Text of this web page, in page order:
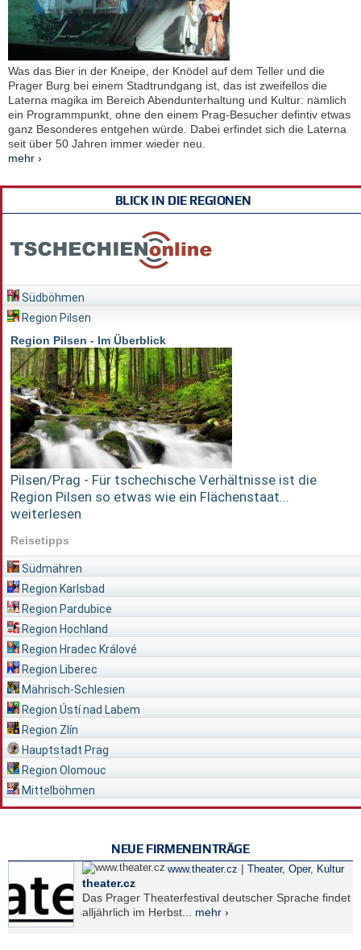
Was das Bier in der Kneipe, der Knödel auf dem Teller und die
Prager Burg bei einem Stadtrundgang ist, das ist zweifellos die
Laterna magika im Bereich Abendunterhaltung und Kultur: nämlich
ein Programmpunkt, ohne den einem Prag-Besucher defintiv etwas
ganz Besonderes entgehen würde. Dabei erfindet sich die Laterna
seit über 50 Jahren immer wieder neu.
mehr ›
BLICK IN DIE REGIONEN
Südböhmen
Region Pilsen
Region Pilsen - Im Überblick
Pilsen/Prag - Für tschechische Verhältnisse ist die
Region Pilsen so etwas wie ein Flächenstaat...
weiterlesen
Reisetipps
Südmähren
Region Karlsbad
Region Pardubice
Region Hochland
Region Hradec Králové
Region Liberec
Mährisch-Schlesien
Region Ústí nad Labem
Region Zlín
Hauptstadt Prag
Region Olomouc
Mittelböhmen
NEUE FIRMENEINTRÄGE
www.theater.cz | Theater, Oper, Kultur
theater.cz
Das Prager Theaterfestival deutscher Sprache findet
alljährlich im Herbst... mehr ›